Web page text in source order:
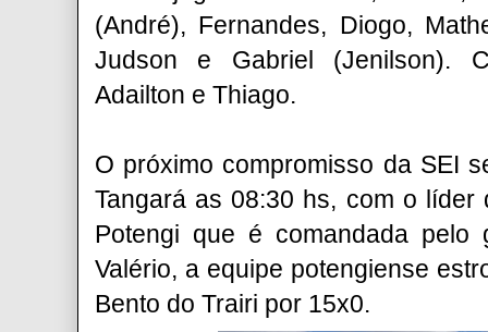
(André), Fernandes, Diogo,
Judson e Gabriel (Jenilson).
Adailton e Thiago.
O próximo compromisso da SEI
Tangará as 08:30 hs, com o
Potengi que é comandada pelo
Valério, a equipe potengiense
Bento do Trairi por 15x0.